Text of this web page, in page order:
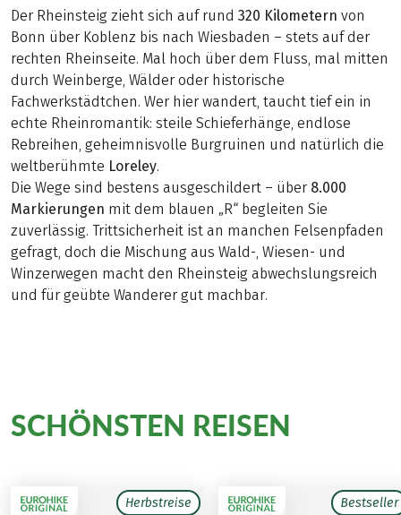
Der Rheinsteig zieht sich auf rund 320 Kilometern von
Bonn über Koblenz bis nach Wiesbaden – stets auf der
rechten Rheinseite. Mal hoch über dem Fluss, mal mitten
durch Weinberge, Wälder oder historische
Fachwerkstädtchen. Wer hier wandert, taucht tief ein in
echte Rheinromantik: steile Schieferhänge, endlose
Rebreihen, geheimnisvolle Burgruinen und natürlich die
weltberühmte Loreley.
Die Wege sind bestens ausgeschildert – über 8.000
Markierungen mit dem blauen „R“ begleiten Sie
zuverlässig. Trittsicherheit ist an manchen Felsenpfaden
gefragt, doch die Mischung aus Wald-, Wiesen- und
Winzerwegen macht den Rheinsteig abwechslungsreich
und für geübte Wanderer gut machbar.
SCHÖNSTEN REISEN
Herbstreise Bestseller